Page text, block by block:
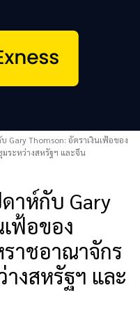
Gary Thomson: อัตราเงินเฟ้อของ
ระหว่างสหรัฐฯ และจีน
าห์กับ Gary
ฟ้อของ
ราชอาณาจักร
งสหรัฐฯ และ